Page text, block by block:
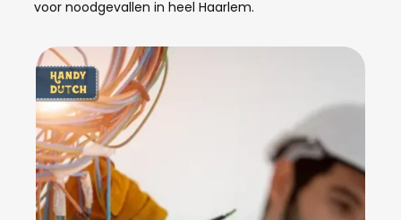
voor noodgevallen in heel Haarlem.